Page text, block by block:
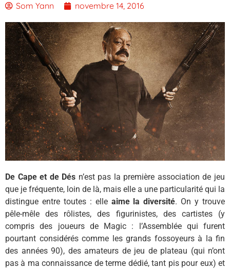
Som Yann novembre 14, 2016
De Cape et de Dés n’est pas la première association de jeu
que je fréquente, loin de là, mais elle a une particularité qui la
distingue entre toutes : elle aime la diversité. On y trouve
pêle-mêle des rôlistes, des figurinistes, des cartistes (y
compris des joueurs de Magic : l’Assemblée qui furent
pourtant considérés comme les grands fossoyeurs à la fin
des années 90), des amateurs de jeu de plateau (qui n’ont
pas à ma connaissance de terme dédié, tant pis pour eux) et